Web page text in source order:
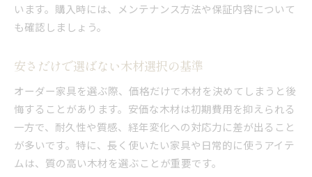
います。購入時には、メンテナンス方法や保証内容について
も確認しましょう。
安さだけで選ばない木材選択の基準
オーダー家具を選ぶ際、価格だけで木材を決めてしまうと後
悔することがあります。安価な木材は初期費用を抑えられる
一方で、耐久性や質感、経年変化への対応力に差が出ること
が多いです。特に、長く使いたい家具や日常的に使うアイテ
ムは、質の高い木材を選ぶことが重要です。